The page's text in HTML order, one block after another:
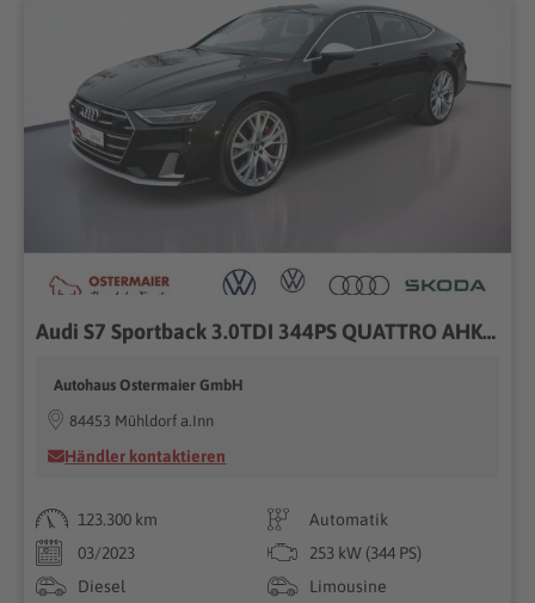
Audi S7 Sportback 3.0TDI 344PS QUATTRO AHK.STANDHZG.KAMERA.SHZG
Autohaus Ostermaier GmbH
84453 Mühldorf a.Inn
Händler kontaktieren
123.300 km
Automatik
03/2023
253 kW (344 PS)
Diesel
Limousine